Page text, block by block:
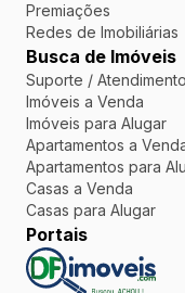
Premiações
Redes de Imobiliárias
Busca de Imóveis
Suporte / Atendimento
Imóveis a Venda
Imóveis para Alugar
Apartamentos a
Apartamentos para
Casas a Venda
Casas para Alugar
Portais